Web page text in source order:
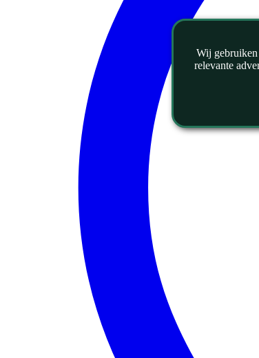
Wij gebruiken
relevante